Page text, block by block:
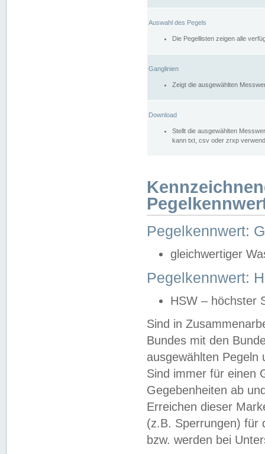
Auswahl des Pegels
Die Pegellisten zeigen alle
Ganglinien
Zeigt die ausgewählten
Download
Stellt die ausgewählten
kann txt, csv oder zrxp
Pegelkennwert:
gleichwertiger
Pegelkennwert:
HSW – höchster
Sind in
Bundes mit den
ausgewählten
Sind immer für einen
Gegebenheiten ab
Erreichen dieser
(z.B. Sperrungen) für
bzw. werden bei